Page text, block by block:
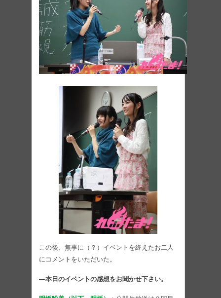
この後、無事に（？）イベントを終えたお二人
にコメントをいただいた。
―本日のイベントの感想をお聞かせ下さい。